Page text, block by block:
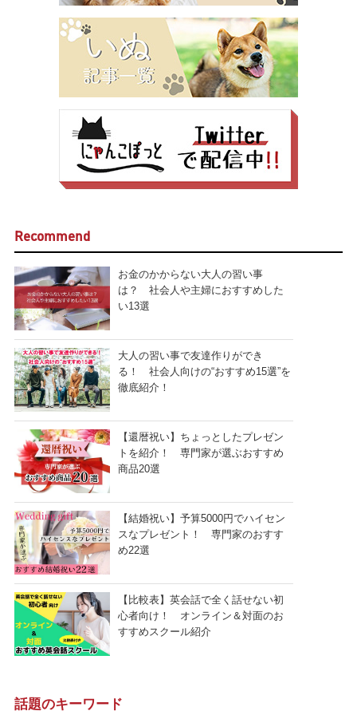
Recommend
お金のかからない大人の習い事
は？ 社会人や主婦におすすめした
い13選
大人の習い事で友達作りができ
る！ 社会人向けの“おすすめ15選”を
徹底紹介！
【還暦祝い】ちょっとしたプレゼン
トを紹介！ 専門家が選ぶおすすめ
商品20選
【結婚祝い】予算5000円でハイセン
スなプレゼント！ 専門家のおすす
め22選
【比較表】英会話で全く話せない初
心者向け！ オンライン＆対面のお
すすめスクール紹介
話題のキーワード